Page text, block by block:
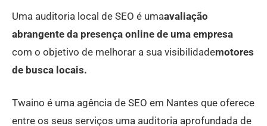
Uma auditoria local de SEO é umaavaliação
abrangente da presença online de uma empresa
com o objetivo de melhorar a sua visibilidademotores
de busca locais.
Twaino é uma agência de SEO em Nantes que oferece
entre os seus serviços uma auditoria aprofundada de